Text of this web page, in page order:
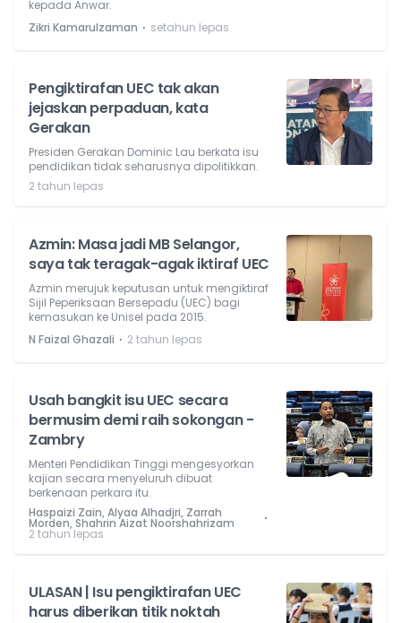
kepada Anwar.
Zikri Kamarulzaman ⋅ setahun lepas
Pengiktirafan UEC tak akan
jejaskan perpaduan, kata
Gerakan
Presiden Gerakan Dominic Lau berkata isu
pendidikan tidak seharusnya dipolitikkan.
2 tahun lepas
Azmin: Masa jadi MB Selangor,
saya tak teragak-agak iktiraf UEC
Azmin merujuk keputusan untuk mengiktiraf
Sijil Peperiksaan Bersepadu (UEC) bagi
kemasukan ke Unisel pada 2015.
N Faizal Ghazali ⋅ 2 tahun lepas
Usah bangkit isu UEC secara
bermusim demi raih sokongan -
Zambry
Menteri Pendidikan Tinggi mengesyorkan
kajian secara menyeluruh dibuat
berkenaan perkara itu.
Haspaizi Zain, Alyaa Alhadjri, Zarrah
Morden, Shahrin Aizat Noorshahrizam ⋅
2 tahun lepas
ULASAN | Isu pengiktirafan UEC
harus diberikan titik noktah